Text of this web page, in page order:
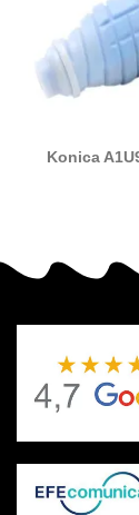
Konica